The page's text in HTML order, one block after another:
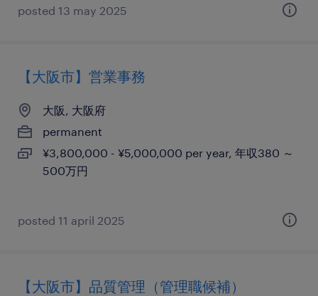
posted 13 may 2025
【大阪市】営業事務
大阪, 大阪府
permanent
¥3,800,000 - ¥5,000,000 per year, 年収380 ～
500万円
posted 11 april 2025
【大阪市】品質管理（管理職候補）